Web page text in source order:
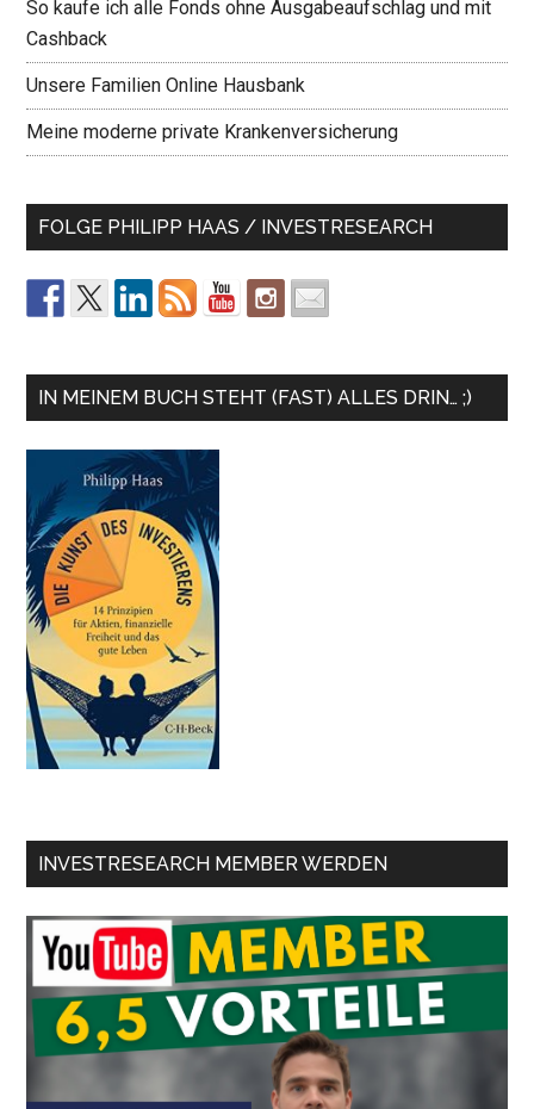
So kaufe ich alle Fonds ohne Ausgabeaufschlag und mit
Cashback
Unsere Familien Online Hausbank
Meine moderne private Krankenversicherung
FOLGE PHILIPP HAAS / INVESTRESEARCH
IN MEINEM BUCH STEHT (FAST) ALLES DRIN… ;)
INVESTRESEARCH MEMBER WERDEN